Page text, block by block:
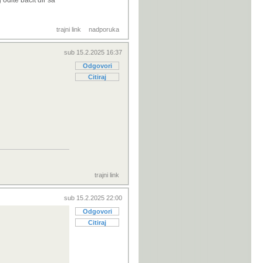
industriji!
trajni link nadporuka
sub 15.2.2025 16:37
Odgovori
Citiraj
trajni link
sub 15.2.2025 22:00
Odgovori
Citiraj